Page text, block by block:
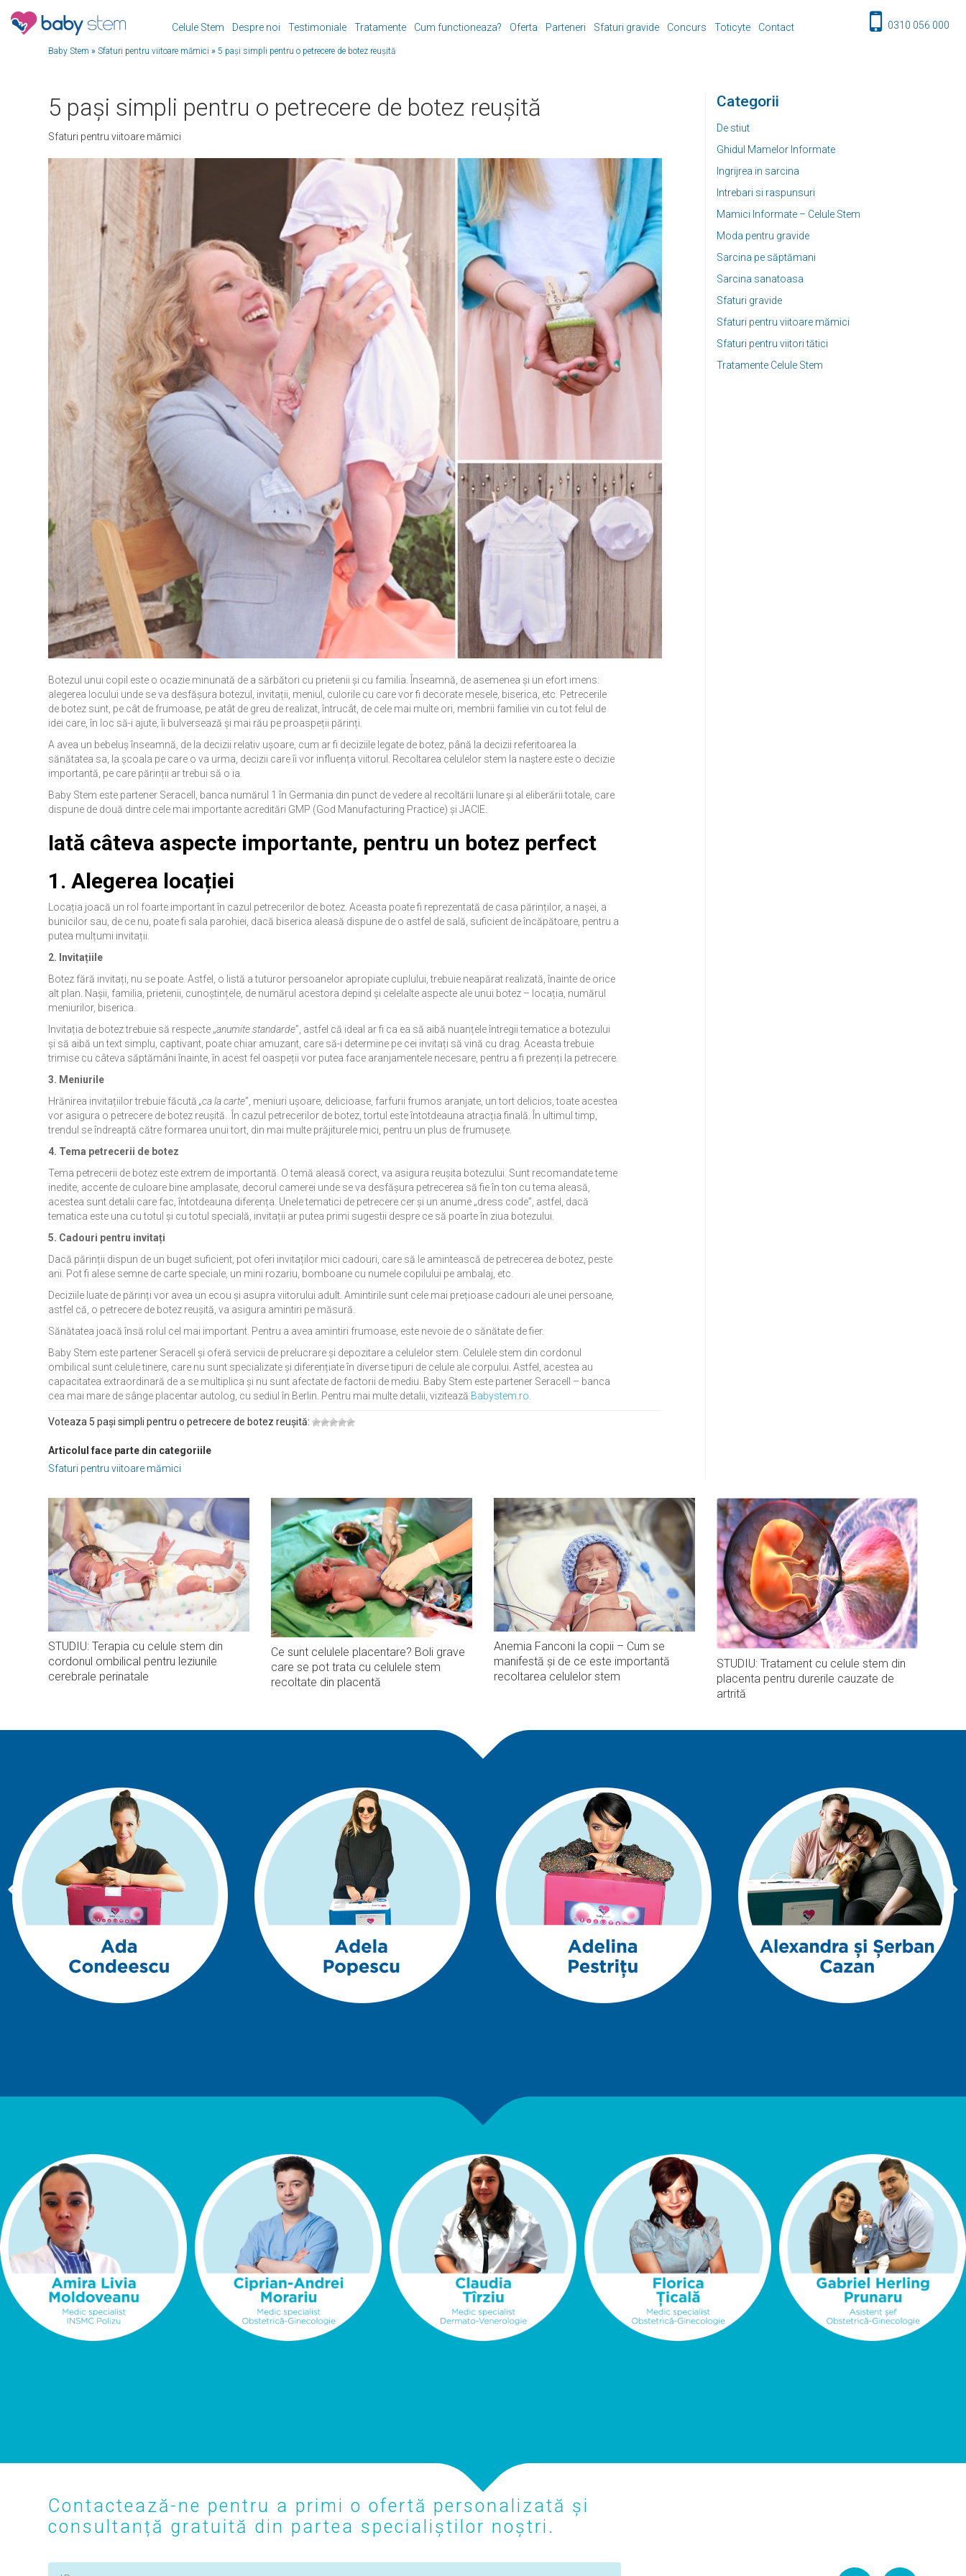
Celule Stem Despre noi Testimoniale Tratamente Cum functioneaza? Oferta Parteneri Sfaturi gravide Concurs Toticyte Contact 0310 056 000
Baby Stem » Sfaturi pentru viitoare mămici » 5 pași simpli pentru o petrecere de botez reușită
Categorii
De stiut
Ghidul Mamelor Informate
Ingrijrea in sarcina
Intrebari si raspunsuri
Mamici Informate – Celule Stem
Moda pentru gravide
Sarcina pe săptămani
Sarcina sanatoasa
Sfaturi gravide
Sfaturi pentru viitoare mămici
Sfaturi pentru viitori tătici
Tratamente Celule Stem
5 pași simpli pentru o petrecere de botez reușită
Sfaturi pentru viitoare mămici
Botezul unui copil este o ocazie minunată de a sărbători cu prietenii și cu familia. Înseamnă, de asemenea și un efort imens:
alegerea locului unde se va desfășura botezul, invitații, meniul, culorile cu care vor fi decorate mesele, biserica, etc. Petrecerile
de botez sunt, pe cât de frumoase, pe atât de greu de realizat, întrucât, de cele mai multe ori, membrii familiei vin cu tot felul de
idei care, în loc să-i ajute, îi bulversează și mai rău pe proaspeții părinți.
A avea un bebeluș înseamnă, de la decizii relativ ușoare, cum ar fi deciziile legate de botez, până la decizii referitoarea la
sănătatea sa, la școala pe care o va urma, decizii care îi vor influența viitorul. Recoltarea celulelor stem la naștere este o decizie
importantă, pe care părinții ar trebui să o ia.
Baby Stem este partener Seracell, banca numărul 1 în Germania din punct de vedere al recoltării lunare și al eliberării totale, care
dispune de două dintre cele mai importante acreditări GMP (God Manufacturing Practice) și JACIE.
Iată câteva aspecte importante, pentru un botez perfect
1. Alegerea locației
Locația joacă un rol foarte important în cazul petrecerilor de botez. Aceasta poate fi reprezentată de casa părinților, a nașei, a
bunicilor sau, de ce nu, poate fi sala parohiei, dacă biserica aleasă dispune de o astfel de sală, suficient de încăpătoare, pentru a
putea mulțumi invitații.
2. Invitațiile
Botez fără invitați, nu se poate. Astfel, o listă a tuturor persoanelor apropiate cuplului, trebuie neapărat realizată, înainte de orice
alt plan. Nașii, familia, prietenii, cunoștințele, de numărul acestora depind și celelalte aspecte ale unui botez – locația, numărul
meniurilor, biserica.
Invitația de botez trebuie să respecte „anumite standarde”, astfel că ideal ar fi ca ea să aibă nuanțele întregii tematice a botezului
și să aibă un text simplu, captivant, poate chiar amuzant, care să-i determine pe cei invitați să vină cu drag. Aceasta trebuie
trimise cu câteva săptămâni înainte, în acest fel oaspeții vor putea face aranjamentele necesare, pentru a fi prezenți la petrecere.
3. Meniurile
Hrănirea invitațiilor trebuie făcută „ca la carte”, meniuri ușoare, delicioase, farfurii frumos aranjate, un tort delicios, toate acestea
vor asigura o petrecere de botez reușită. În cazul petrecerilor de botez, tortul este întotdeauna atracția finală. În ultimul timp,
trendul se îndreaptă către formarea unui tort, din mai multe prăjiturele mici, pentru un plus de frumusețe.
4. Tema petrecerii de botez
Tema petrecerii de botez este extrem de importantă. O temă aleasă corect, va asigura reușita botezului. Sunt recomandate teme
inedite, accente de culoare bine amplasate, decorul camerei unde se va desfășura petrecerea să fie în ton cu tema aleasă,
acestea sunt detalii care fac, întotdeauna diferența. Unele tematici de petrecere cer și un anume „dress code”, astfel, dacă
tematica este una cu totul și cu totul specială, invitații ar putea primi sugestii despre ce să poarte în ziua botezului.
5. Cadouri pentru invitați
Dacă părinții dispun de un buget suficient, pot oferi invitaților mici cadouri, care să le amintească de petrecerea de botez, peste
ani. Pot fi alese semne de carte speciale, un mini rozariu, bomboane cu numele copilului pe ambalaj, etc.
Deciziile luate de părinți vor avea un ecou și asupra viitorului adult. Amintirile sunt cele mai prețioase cadouri ale unei persoane,
astfel că, o petrecere de botez reușită, va asigura amintiri pe măsură.
Sănătatea joacă însă rolul cel mai important. Pentru a avea amintiri frumoase, este nevoie de o sănătate de fier.
Baby Stem este partener Seracell și oferă servicii de prelucrare și depozitare a celulelor stem. Celulele stem din cordonul
ombilical sunt celule tinere, care nu sunt specializate și diferențiate în diverse tipuri de celule ale corpului. Astfel, acestea au
capacitatea extraordinară de a se multiplica și nu sunt afectate de factorii de mediu. Baby Stem este partener Seracell – banca
cea mai mare de sânge placentar autolog, cu sediul în Berlin. Pentru mai multe detalii, vizitează Babystem.ro.
Voteaza 5 pași simpli pentru o petrecere de botez reușită:
Articolul face parte din categoriile
Sfaturi pentru viitoare mămici
STUDIU: Terapia cu celule stem din
cordonul ombilical pentru leziunile
cerebrale perinatale
Ce sunt celulele placentare? Boli grave
care se pot trata cu celulele stem
recoltate din placentă
Anemia Fanconi la copii – Cum se
manifestă și de ce este importantă
recoltarea celulelor stem
STUDIU: Tratament cu celule stem din
placenta pentru durerile cauzate de
artrită
Contactează-ne pentru a primi o ofertă personalizată și
consultanță gratuită din partea specialiștilor noștri.